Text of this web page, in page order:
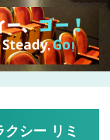
クシー リミ